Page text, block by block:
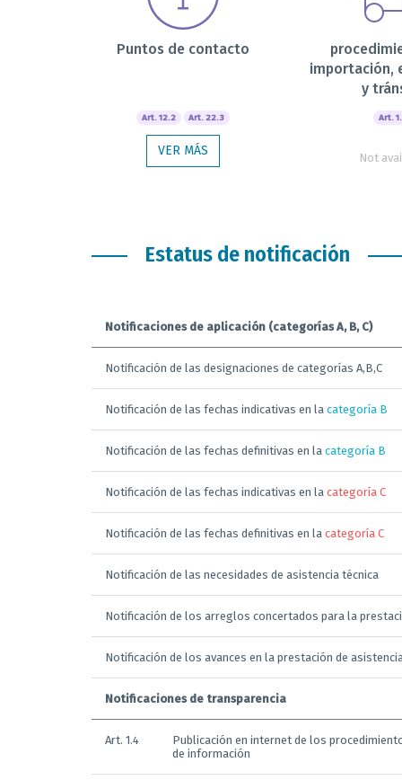
Puntos de contacto
Art. 12.2 Art. 22.3
VER MÁS
importación,
y
Art.
Not
Estatus de notificación
Notificaciones de aplicación (categorías A, B, C)
Notificación de las designaciones de categorías A,B,C
Notificación de las fechas indicativas en la categoría B
Notificación de las fechas definitivas en la categoría B
Notificación de las fechas indicativas en la categoría C
Notificación de las fechas definitivas en la categoría C
Notificación de las necesidades de asistencia técnica
Notificación de los arreglos concertados para la
Notificación de los avances en la prestación de
Notificaciones de transparencia
Art. 1.4
Publicación en internet de los
de información